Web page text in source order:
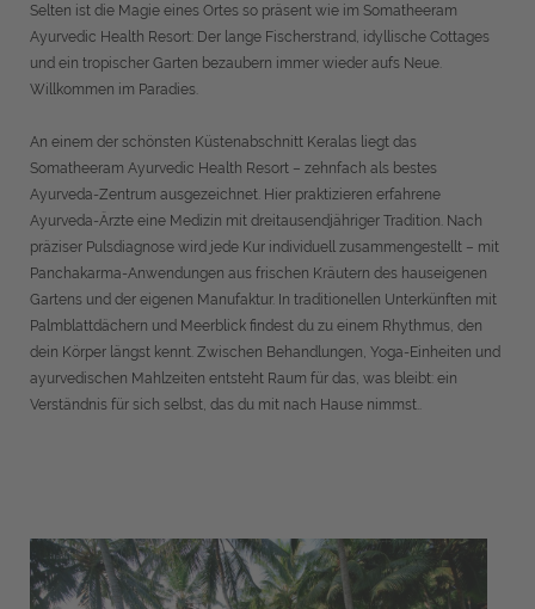
Selten ist die Magie eines Ortes so präsent wie im Somatheeram
Ayurvedic Health Resort: Der lange Fischerstrand, idyllische Cottages
und ein tropischer Garten bezaubern immer wieder aufs Neue.
Willkommen im Paradies.
An einem der schönsten Küstenabschnitt Keralas liegt das
Somatheeram Ayurvedic Health Resort – zehnfach als bestes
Ayurveda-Zentrum ausgezeichnet. Hier praktizieren erfahrene
Ayurveda-Ärzte eine Medizin mit dreitausendjähriger Tradition. Nach
präziser Pulsdiagnose wird jede Kur individuell zusammengestellt – mit
Panchakarma-Anwendungen aus frischen Kräutern des hauseigenen
Gartens und der eigenen Manufaktur. In traditionellen Unterkünften mit
Palmblattdächern und Meerblick findest du zu einem Rhythmus, den
dein Körper längst kennt. Zwischen Behandlungen, Yoga-Einheiten und
ayurvedischen Mahlzeiten entsteht Raum für das, was bleibt: ein
Verständnis für sich selbst, das du mit nach Hause nimmst..